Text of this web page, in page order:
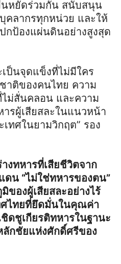
หยัดร่วมกัน สนับสนุน
คลากรทุกหน่วย และให้
กป้องแผ่นดินอย่างสูงสุด
เป็นจุดแข็งที่ไม่มีใคร
าติของคนไทย ความ
ม่สั่นคลอน และความ
รผู้เสียสละในแนวหน้า
เทศในยามวิกฤต” รอง
งทหารที่เสียชีวิตจาก
น “ไม่ใช่ทหารของตน”
ของผู้เสียสละอย่างไร้
ศไทยที่ยึดมั่นในคุณค่า
ดชูเกียรติทหารในฐานะ
กชัยแห่งศักดิ์ศรีของ